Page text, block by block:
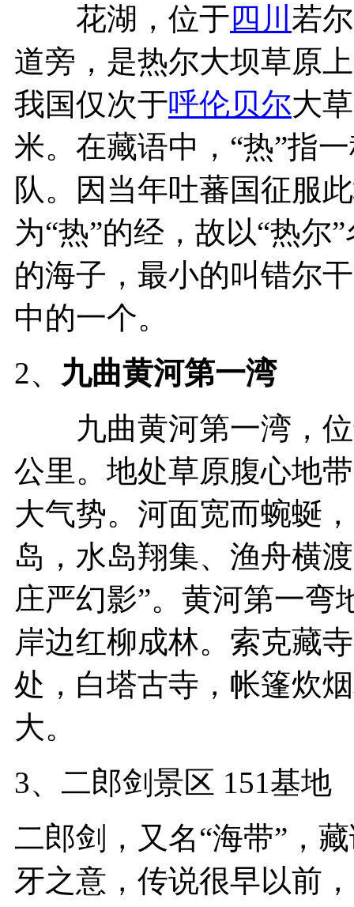
花湖，位于四川 若
道旁，是热尔大坝草原
我国仅次于呼伦贝尔大
米。在藏语中，“热”指
队。因当年吐蕃国征服
为“热”的经，故以“热尔
的海子，最小的叫错尔
中的一个。
2、 九曲黄河第一湾
九曲黄河第一湾，位
公里。地处草原腹心地
大气势。河面宽而蜿蜒
岛，水岛翔集、渔舟横
庄严幻影”。黄河第一弯
岸边红柳成林。索克藏
处，白塔古寺，帐篷炊
大。
3、二郎剑景区 151基地
二郎剑，又名“海带”，
牙之意，传说很早以前